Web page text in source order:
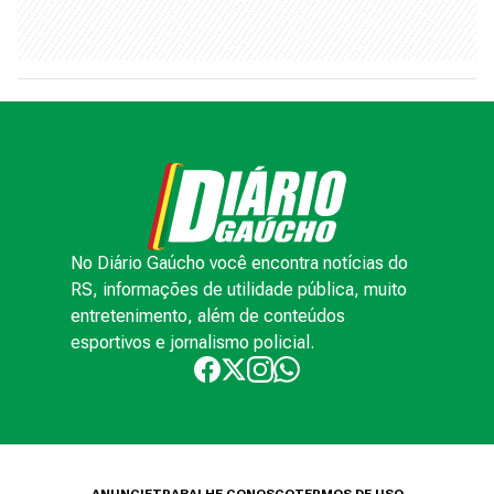
No Diário Gaúcho você encontra notícias do
RS, informações de utilidade pública, muito
entretenimento, além de conteúdos
esportivos e jornalismo policial.